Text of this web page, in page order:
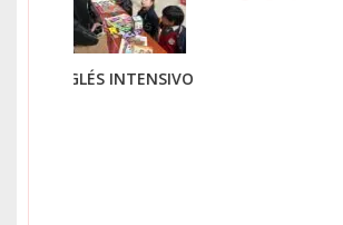
FORMACIÓN AGRÍCOLA Y ECOLÓGICA